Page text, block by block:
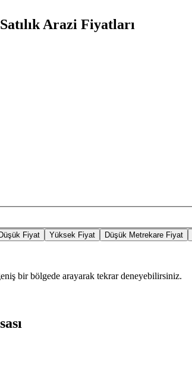
Arazi Fiyatları
Düşük Fiyat Yüksek Fiyat Düşük Metrekare Fiyat
bir bölgede arayarak tekrar deneyebilirsiniz.